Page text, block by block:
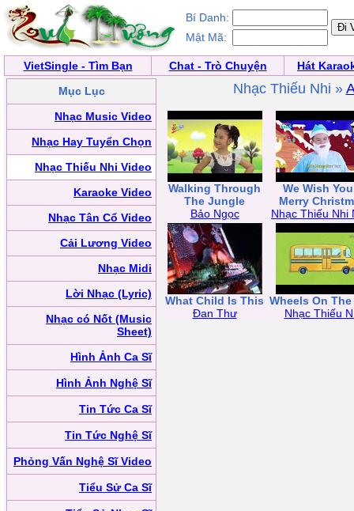
Bí Danh:
Mật Mã:
VietSingle - Tìm Bạn Chat - Trò Chuyện
Hát
Mục Lục
Nhạc Music Video
Nhạc Hay Tuyển Chọn
Nhạc Thiếu Nhi Video
Karaoke Video
Nhạc Tân Cổ Video
Cải Lương Video
Nhạc Midi
Lời Nhạc (Lyric)
Nhạc có Nốt (Music
Sheet)
Hình Ảnh Ca Sĩ
Hình Ảnh Nghệ Sĩ
Tin Tức Ca Sĩ
Tin Tức Nghệ Sĩ
Phỏng Vấn Nghệ Sĩ Video
Tiểu Sử Ca Sĩ
Nhạc Thiếu Nhi » A
Walking Through
The Jungle
Bảo Ngọc
We Wish
Merry
Nhạc Thiếu Nhi
What Child Is This
Đan Thư
Wheels On
Nhạc Thiếu